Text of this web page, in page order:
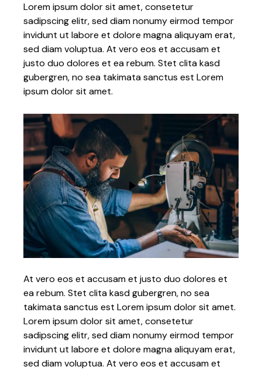
Lorem ipsum dolor sit amet, consetetur
sadipscing elitr, sed diam nonumy eirmod tempor
invidunt ut labore et dolore magna aliquyam erat,
sed diam voluptua. At vero eos et accusam et
justo duo dolores et ea rebum. Stet clita kasd
gubergren, no sea takimata sanctus est Lorem
ipsum dolor sit amet.
At vero eos et accusam et justo duo dolores et
ea rebum. Stet clita kasd gubergren, no sea
takimata sanctus est Lorem ipsum dolor sit amet.
Lorem ipsum dolor sit amet, consetetur
sadipscing elitr, sed diam nonumy eirmod tempor
invidunt ut labore et dolore magna aliquyam erat,
sed diam voluptua. At vero eos et accusam et